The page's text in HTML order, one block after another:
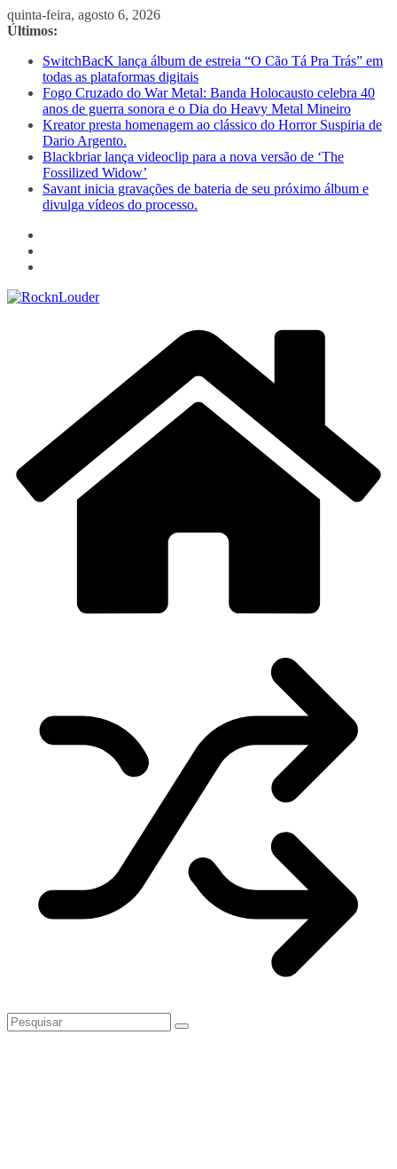
Pular
para
conteúdo
quinta-feira, agosto 6, 2026
Últimos:
SwitchBacK lança álbum de estreia “O Cão Tá Pra Trás” em
todas as plataformas digitais
Fogo Cruzado do War Metal: Banda Holocausto celebra 40
anos de guerra sonora e o Dia do Heavy Metal Mineiro
Kreator presta homenagem ao clássico do Horror Suspiria de
Dario Argento.
Blackbriar lança videoclip para a nova versão de ‘The
Fossilized Widow’
Savant inicia gravações de bateria de seu próximo álbum e
divulga vídeos do processo.